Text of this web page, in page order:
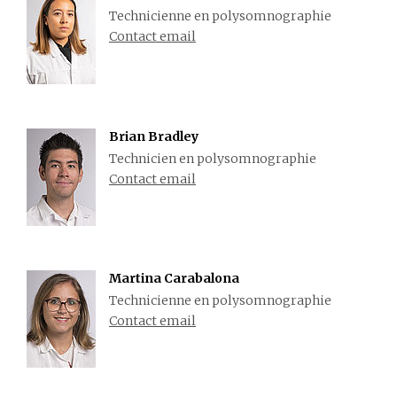
Technicienne en polysomnographie
Contact email
Brian Bradley
Technicien en polysomnographie
Contact email
Martina Carabalona
Technicienne en polysomnographie
Contact email